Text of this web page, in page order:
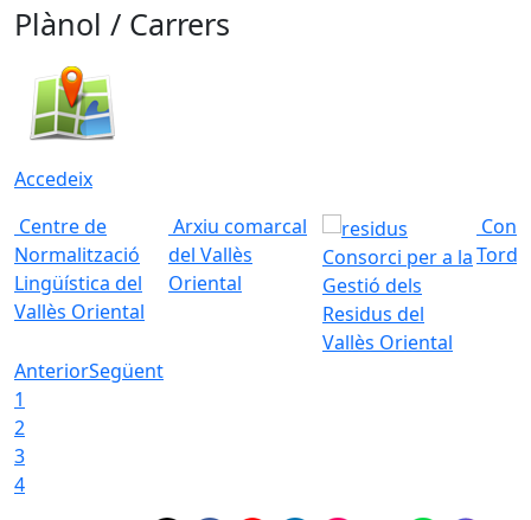
Plànol / Carrers
Accedeix
Centre de
Normalització
Lingüística del
Vallès Oriental
Arxiu comarcal
del Vallès
Oriental
Consorci per a la
Gestió dels
Residus del
Vallès Oriental
AnteriorSegüent
1
2
3
4